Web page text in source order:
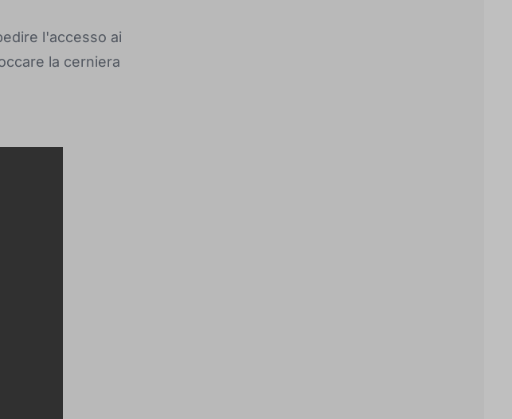
l'accesso ai
la cerniera